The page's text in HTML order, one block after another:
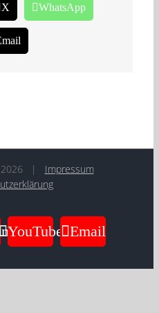
X WhatsApp
2026 | Impressum
YouTube Email